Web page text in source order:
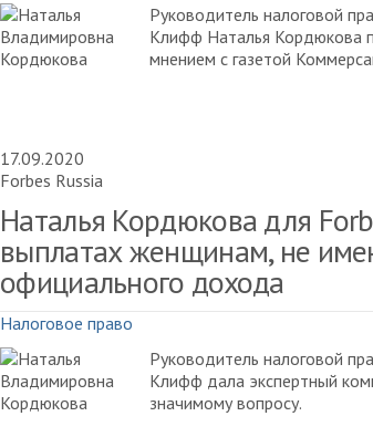
Руководитель налоговой
Клифф Наталья Кордюкова
мнением с газетой
17.09.2020
Forbes Russia
Наталья Кордюкова для
выплатах женщинам, не
официального дохода
Налоговое право
Руководитель налоговой
Клифф дала экспертный
значимому вопросу.